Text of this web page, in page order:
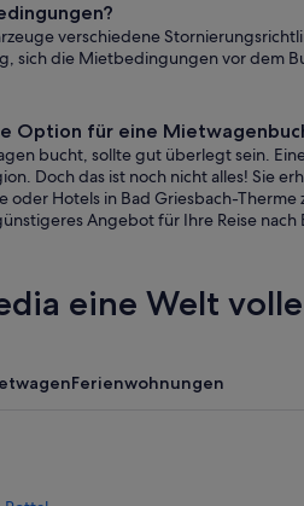
verschiedene
sich die Mietbedingungen vor dem
Option für eine
bucht, sollte gut überlegt sein.
Doch das ist noch nicht alles! Sie
oder Hotels in Bad Griesbach-
Angebot für Ihre Reise
eine Welt
Ferienwohnungen